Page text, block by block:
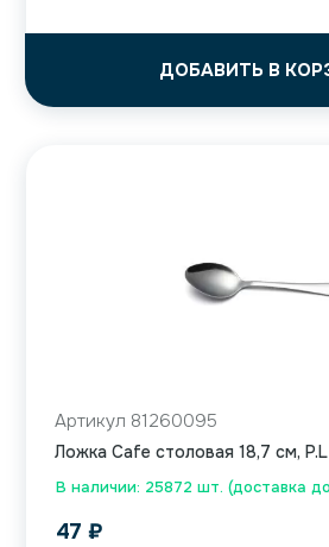
ДОБАВИТЬ В
В наличии: 25872 шт. (доставка
Артикул 81260095
Ложка Cafe столовая 18,7 см,
47 ₽